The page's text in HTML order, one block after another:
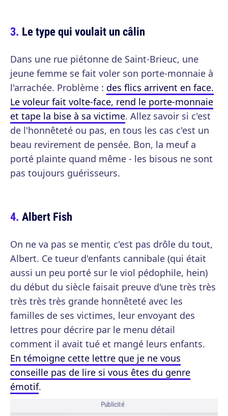
Le type qui voulait un câlin
Dans une rue piétonne de Saint-Brieuc, une
jeune femme se fait voler son porte-monnaie à
l'arrachée. Problème : des flics arrivent en face.
Le voleur fait volte-face, rend le porte-monnaie
et tape la bise à sa victime. Allez savoir si c'est
de l'honnêteté ou pas, en tous les cas c'est un
beau revirement de pensée. Bon, la meuf a
porté plainte quand même - les bisous ne sont
pas toujours guérisseurs.
Albert Fish
On ne va pas se mentir, c'est pas drôle du tout,
Albert. Ce tueur d'enfants cannibale (qui était
aussi un peu porté sur le viol pédophile, hein)
du début du siècle faisait preuve d'une très très
très très très grande honnêteté avec les
familles de ses victimes, leur envoyant des
lettres pour décrire par le menu détail
comment il avait tué et mangé leurs enfants.
En témoigne cette lettre que je ne vous
conseille pas de lire si vous êtes du genre
émotif.
Publicité